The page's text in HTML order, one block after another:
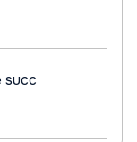
succ